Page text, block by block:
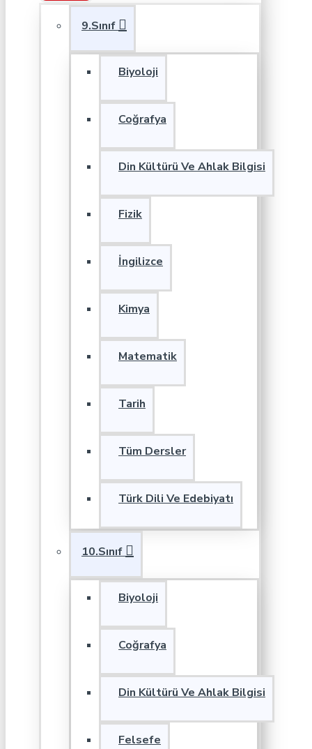
9.Sınıf
Biyoloji
Coğrafya
Din Kültürü Ve Ahlak Bilgisi
Fizik
İngilizce
Kimya
Matematik
Tarih
Tüm Dersler
Türk Dili Ve Edebiyatı
10.Sınıf
Biyoloji
Coğrafya
Din Kültürü Ve Ahlak Bilgisi
Felsefe